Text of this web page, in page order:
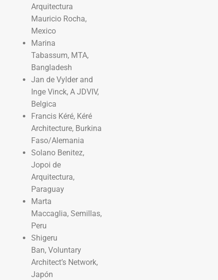
Arquitectura
Mauricio Rocha,
Mexico
Marina
Tabassum, MTA,
Bangladesh
Jan de Vylder and
Inge Vinck, A JDVIV,
Belgica
Francis Kéré, Kéré
Architecture, Burkina
Faso/Alemania
Solano Benitez,
Jopoi de
Arquitectura,
Paraguay
Marta
Maccaglia, Semillas,
Peru
Shigeru
Ban, Voluntary
Architect’s Network,
Japón